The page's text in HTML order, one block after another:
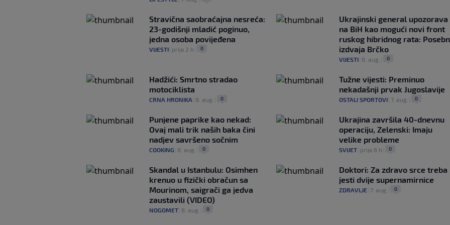
Stravična saobraćajna nesreća:
23-godišnji mladić poginuo,
jedna osoba povijeđena
VIJESTI prije 2 h 0
Ukrajinski general upozorava
na BiH kao mogući novi front
ruskog hibridnog rata:
izdvaja Brčko
VIJESTI| 8. aug. 0
Hadžići: Smrtno stradao
motociklista
CRNA HRONIKA 8. aug. 0
Tužne vijesti: Preminuo
nekadašnji prvak Jugoslavije
OSTALI SPORTOVI| 7. aug. 0
Punjene paprike kao nekad:
Ovaj mali trik naših baka čini
nadjev savršeno sočnim
COOKING 8. aug. 0
Ukrajina završila 40-dnevnu
operaciju, Zelenski: Imaju
velike probleme
SVIJET| prije 6 h 0
Skandal u Istanbulu: Osimhen
krenuo u fizički obračun sa
Mourinom, saigrači ga jedva
zaustavili (VIDEO)
NOGOMET 8. aug. 0
Doktori: Za zdravo srce treba
jesti dvije supernamirnice
ZDRAVLJE| 7. aug. 0